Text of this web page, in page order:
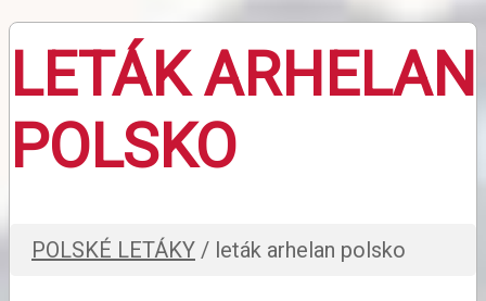
LETÁK ARHELAN
POLSKO
POLSKÉ LETÁKY / leták arhelan polsko